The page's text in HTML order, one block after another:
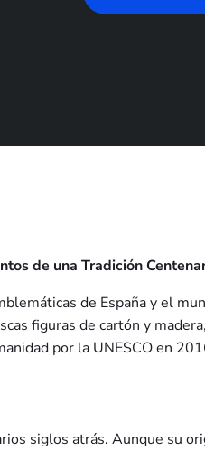
de una Tradición
de España y el
figuras de cartón y
por la UNESCO en
siglos atrás. Aunque su